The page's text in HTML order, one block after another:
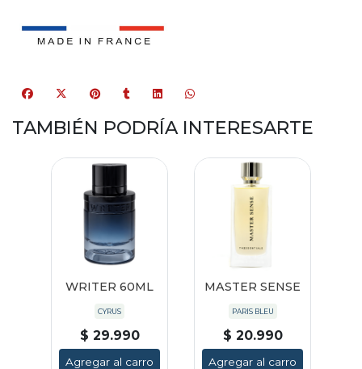
TAMBIÉN PODRÍA INTERESARTE
WRITER 60ML
CYRUS
$ 29.990
Agregar al carro
MASTER SENSE
PARIS BLEU
$ 20.990
Agregar al carro